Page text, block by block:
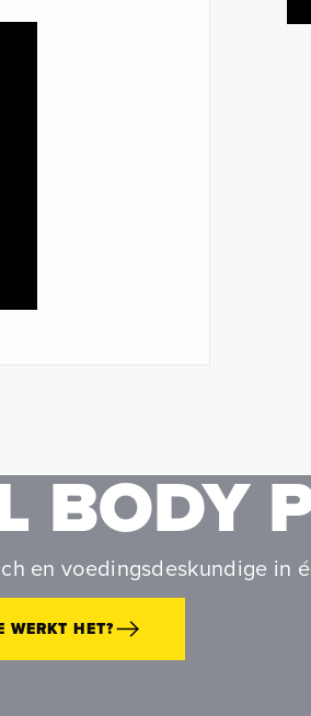
BODY
en voedingsdeskundige in
WERKT HET?